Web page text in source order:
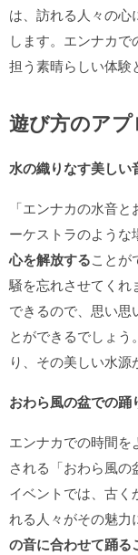
は、訪れる人々の心
します。エンナカ
担う素晴らしい体験
遊び方のア
水の織りなす美しい
「エンナカの水音
ーケストラのような
心を解放することが
騒を忘れさせてくれ
できるので、思い思
とができるでしょ
り、その美しい水源
おわら風の盆での踊
エンナカでの時間を
される「おわら風
イベントでは、古
れる人々がその魅力
の音に合わせて踊る